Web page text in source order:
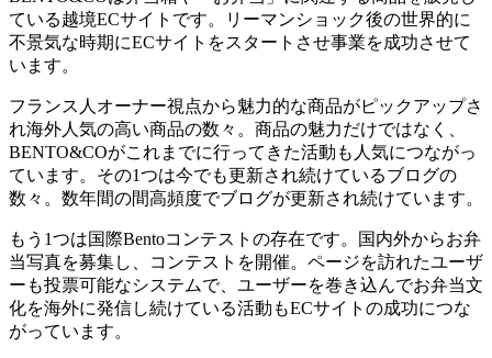
ている越境ECサイトです。リーマンショック後の世界的に
不景気な時期にECサイトをスタートさせ事業を成功させて
います。
フランス人オーナー視点から魅力的な商品がピックアップさ
れ海外人気の高い商品の数々。商品の魅力だけではなく、
BENTO&COがこれまでに行ってきた活動も人気につながっ
ています。その1つは今でも更新され続けているブログの
数々。数年間の間高頻度でブログが更新され続けています。
もう1つは国際Bentoコンテストの存在です。国内外からお弁
当写真を募集し、コンテストを開催。ページを訪れたユーザ
ーも投票可能なシステムで、ユーザーを巻き込んでお弁当文
化を海外に発信し続けている活動もECサイトの成功につな
がっています。